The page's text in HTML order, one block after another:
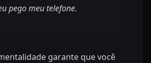
pego meu telefone.
garante que você